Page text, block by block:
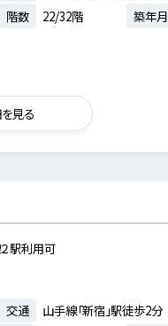
階数 22/32階 築年月
見る
駅利用可
交通
山手線「新宿」駅徒歩2分